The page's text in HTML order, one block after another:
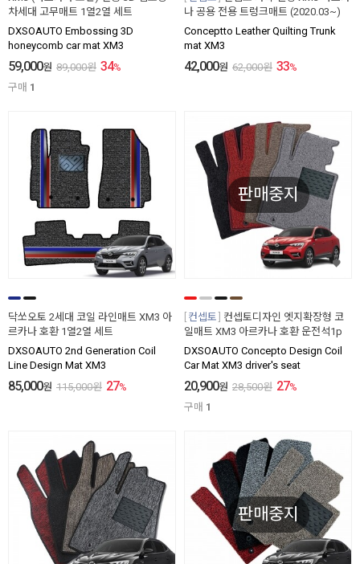
차세대 고무매트 1열2열 세트
DXSOAUTO Embossing 3D
honeycomb car mat XM3
59,000원 89,000원 34%
구매 1
나 공용 전용 트렁크매트 (2020.03~)
Conceptto Leather Quilting Trunk
mat XM3
42,000원 62,000원 33%
닥쏘오토 2세대 코일 라인매트 XM3 아
르카나 호환 1열2열 세트
DXSOAUTO 2nd Generation Coil
Line Design Mat XM3
85,000원 115,000원 27%
판매중지
컨셉토
컨셉토디자인 엣지확장형 코
일매트 XM3 아르카나 호환 운전석1p
DXSOAUTO Concepto Design Coil
Car Mat XM3 driver's seat
20,900원 28,500원 27%
구매 1
판매중지